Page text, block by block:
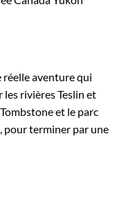
réelle aventure qui
les rivières Teslin et
et le parc
pour terminer par une